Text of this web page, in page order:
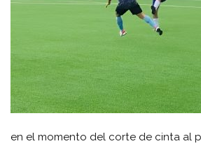
en el momento del corte de cinta al